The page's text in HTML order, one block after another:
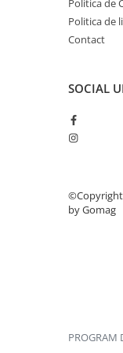
Politica de
Politica de
Contact
SOCIAL
©Copyright
by Gomag
PROGRAM